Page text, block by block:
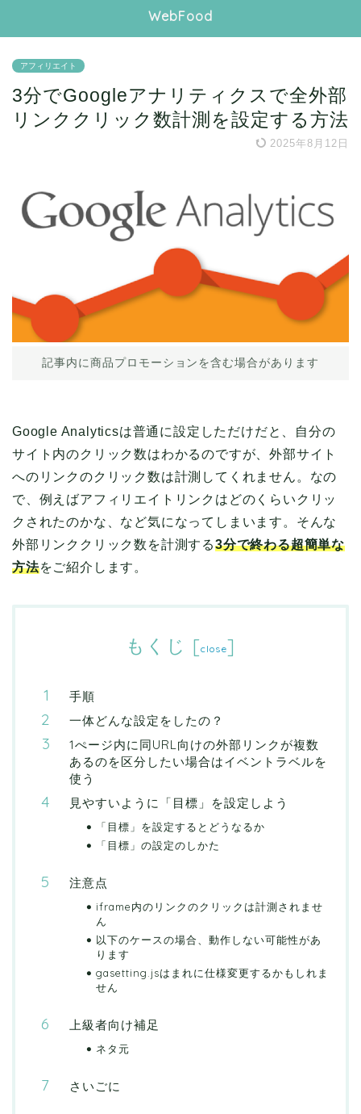
WebFood
アフィリエイト
3分でGoogleアナリティクスで全外部
リンククリック数計測を設定する方法
2025年8月12日
記事内に商品プロモーションを含む場合があります
Google Analyticsは普通に設定しただけだと、自分の
サイト内のクリック数はわかるのですが、外部サイト
へのリンクのクリック数は計測してくれません。なの
で、例えばアフィリエイトリンクはどのくらいクリッ
クされたのかな、など気になってしまいます。そんな
外部リンククリック数を計測する3分で終わる超簡単な
方法をご紹介します。
もくじ [close]
手順
一体どんな設定をしたの？
1ぺージ内に同URL向けの外部リンクが複数
あるのを区分したい場合はイベントラベルを
使う
見やすいように「目標」を設定しよう
「目標」を設定するとどうなるか
「目標」の設定のしかた
注意点
iframe内のリンクのクリックは計測されませ
ん
以下のケースの場合、動作しない可能性があ
ります
gasetting.jsはまれに仕様変更するかもしれま
せん
上級者向け補足
ネタ元
さいごに